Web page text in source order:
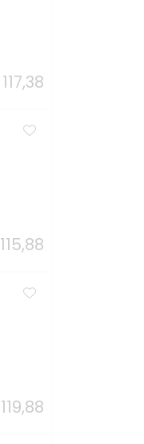
117,38
115,88
119,88